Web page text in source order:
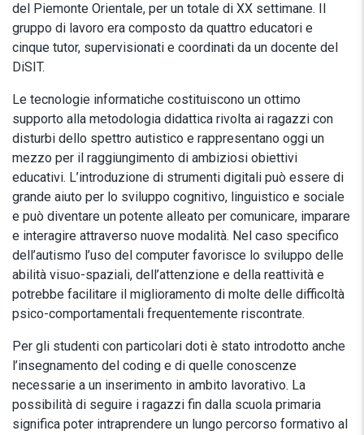
del Piemonte Orientale, per un totale di XX settimane. Il
gruppo di lavoro era composto da quattro educatori e
cinque tutor, supervisionati e coordinati da un docente del
DiSIT.
Le tecnologie informatiche costituiscono un ottimo
supporto alla metodologia didattica rivolta ai ragazzi con
disturbi dello spettro autistico e rappresentano oggi un
mezzo per il raggiungimento di ambiziosi obiettivi
educativi. L’introduzione di strumenti digitali può essere di
grande aiuto per lo sviluppo cognitivo, linguistico e sociale
e può diventare un potente alleato per comunicare, imparare
e interagire attraverso nuove modalità. Nel caso specifico
dell’autismo l’uso del computer favorisce lo sviluppo delle
abilità visuo-spaziali, dell’attenzione e della reattività e
potrebbe facilitare il miglioramento di molte delle difficoltà
psico-comportamentali frequentemente riscontrate.
Per gli studenti con particolari doti è stato introdotto anche
l’insegnamento del coding e di quelle conoscenze
necessarie a un inserimento in ambito lavorativo. La
possibilità di seguire i ragazzi fin dalla scuola primaria
significa poter intraprendere un lungo percorso formativo al